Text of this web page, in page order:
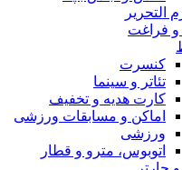
التحریر
فراغت
کنسرت
تئاتر و سینما
کارت هدیه و تخفیف
اماکن و مسابقات ورزشی
ورزشی
اتوبوس، مترو و قطار